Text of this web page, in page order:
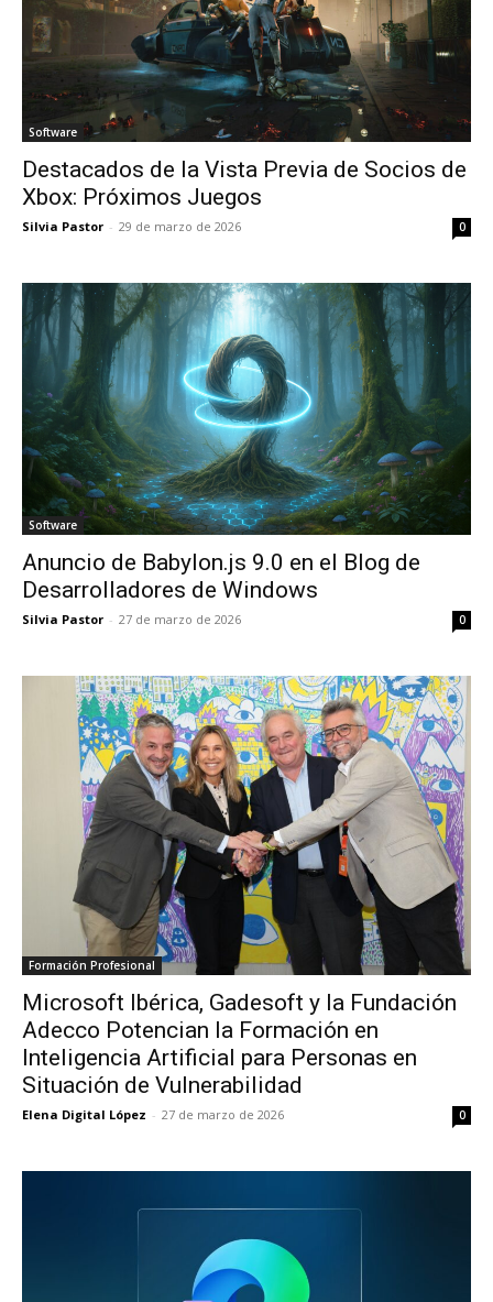
Software
Destacados de la Vista Previa de Socios de
Xbox: Próximos Juegos
Silvia Pastor - 29 de marzo de 2026 0
Software
Anuncio de Babylon.js 9.0 en el Blog de
Desarrolladores de Windows
Silvia Pastor - 27 de marzo de 2026 0
Formación Profesional
Microsoft Ibérica, Gadesoft y la Fundación
Adecco Potencian la Formación en
Inteligencia Artificial para Personas en
Situación de Vulnerabilidad
Elena Digital López - 27 de marzo de 2026 0